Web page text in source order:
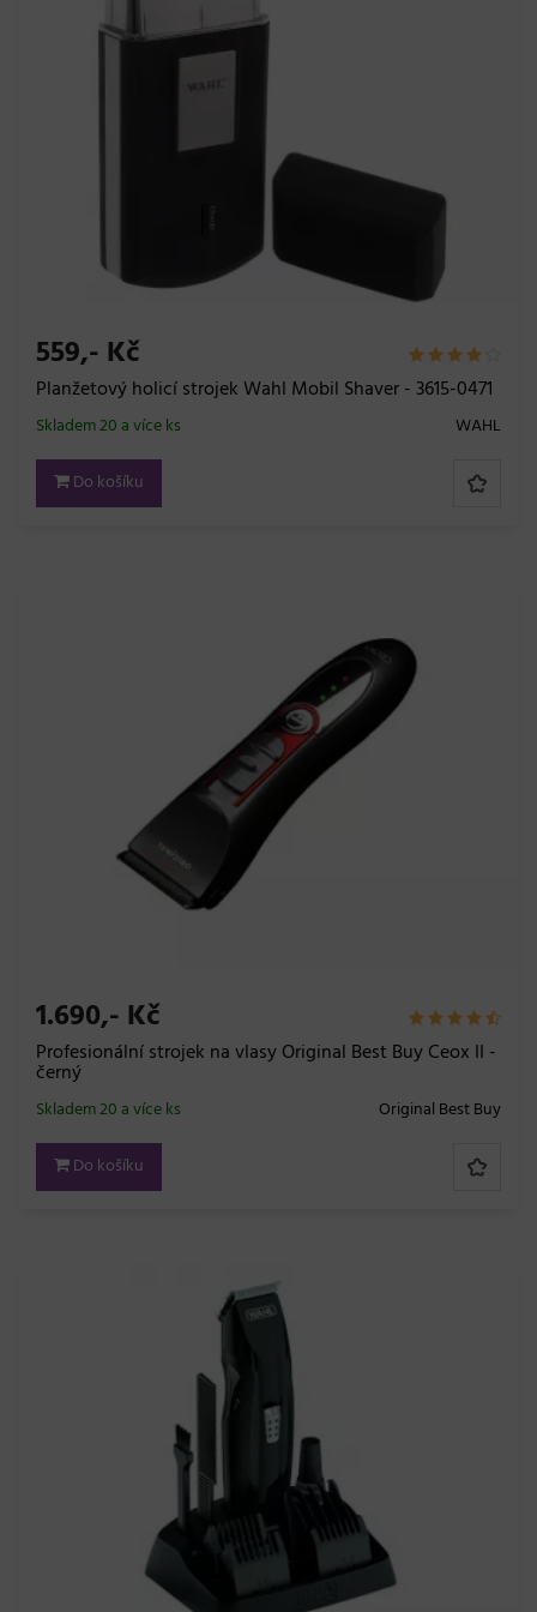
559,- Kč
Planžetový holicí strojek Wahl Mobil Shaver - 3615-0471
WAHL
Skladem 20 a více ks
Do košíku
1.690,- Kč
Profesionální strojek na vlasy Original Best Buy Ceox II -
černý
Original Best Buy
Skladem 20 a více ks
Do košíku